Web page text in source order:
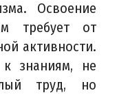
Освоение
требует от
активности.
знаниям, не
труд, но